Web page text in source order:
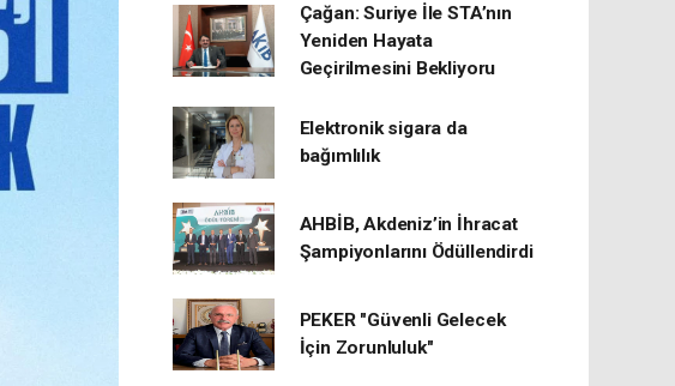
Çağan: Suriye İle STA’nın
Yeniden Hayata
Geçirilmesini Bekliyoru
Elektronik sigara da
bağımlılık
AHBİB, Akdeniz’in İhracat
Şampiyonlarını Ödüllendirdi
PEKER "Güvenli Gelecek
İçin Zorunluluk"